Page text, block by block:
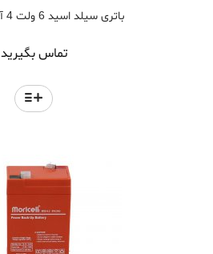
باتری سیلد اسید 6 ولت 4 آمپر moricell
تماس بگیرید